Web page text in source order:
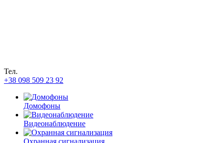
Тел.
+38 098 509 23 92
Домофоны
Видеонаблюдение
Охранная сигнализация